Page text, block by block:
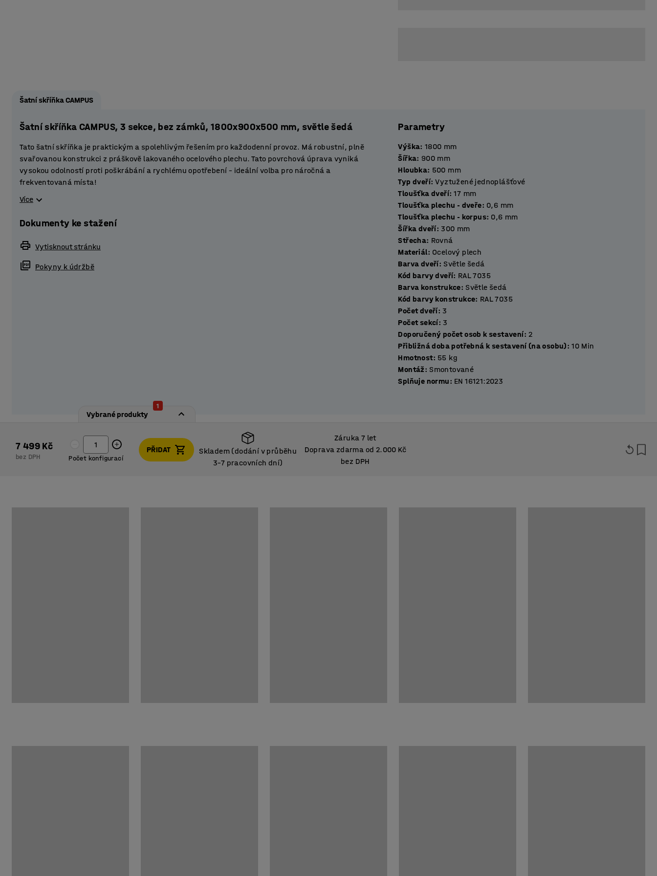
Šatní skříňka CAMPUS
Šatní skříňka CAMPUS, 3 sekce, bez zámků, 1800x900x500 mm, světle šedá
Tato šatní skříňka je praktickým a spolehlivým řešením pro každodenní provoz. Má robustní, plně
svařovanou konstrukci z práškově lakovaného ocelového plechu. Tato povrchová úprava vyniká
vysokou odolností proti poškrábání a rychlému opotřebení – ideální volba pro náročná a
frekventovaná místa!
Díky kompaktnímu provedení představuje cenově výhodné řešení pro ukládání oděvů a osobních věcí.
Skříňka skvěle zapadne do nejrůznějších prostředí, ať už se jedná o kanceláře, sportovní zařízení
nebo firemní šatny. Každá sekce disponuje poličkou a šatní tyčí s háčky, takže bez problému pojme
všechny osobní věci. Dveře jsou opatřeny rámečkem na jmenovku a průduchy pro optimální
odvětrávání.
Více
Dokumenty ke stažení
Vytisknout stránku
Pokyny k údržbě
Parametry
Výška: 1800 mm
Šířka: 900 mm
Hloubka: 500 mm
Typ dveří: Vyztužené jednoplášťové
Tloušťka dveří: 17 mm
Tloušťka plechu - dveře: 0,6 mm
Tloušťka plechu - korpus: 0,6 mm
Šířka dveří: 300 mm
Střecha: Rovná
Materiál: Ocelový plech
Barva dveří: Světle šedá
Kód barvy dveří: RAL 7035
Barva konstrukce: Světle šedá
Kód barvy konstrukce: RAL 7035
Počet dveří: 3
Počet sekcí: 3
Doporučený počet osob k sestavení: 2
Přibližná doba potřebná k sestavení (na osobu): 10 Min
Hmotnost: 55 kg
Montáž: Smontované
Splňuje normu: EN 16121:2023
Vybrané produkty
1
7 499 Kč
bez DPH Počet konfigurací
PŘIDAT
Skladem (dodání v průběhu
3–7 pracovních dní)
Záruka 7 let
Doprava zdarma od 2.000 Kč
bez DPH